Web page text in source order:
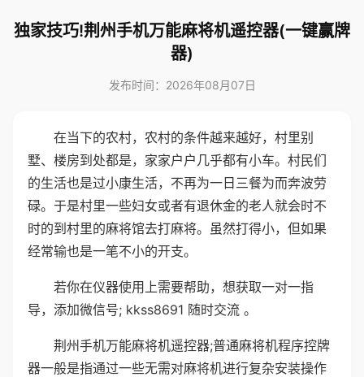
独家技巧!荆州手机万能麻将机遥控器(一键赢牌
器)
发布时间：2026年08月07日
在当下的农村，农村的条件越来越好，村里别
墅、楼房到处都是，家家户户几乎都有小车。村民们
的生活也是过小康生活，不再为一日三餐为而奔波劳
碌。于是村里一些妇女或者有退休金的老人就会时不
时的到村里的麻将馆去打麻将。虽然打得小，但如果
经常输也是一笔不小的开支。
若你在仪器使用上需要帮助，想获取一对一指
导，添加微信号; kkss8691 随时交流 。
荆州手机万能麻将机遥控器;普通麻将机程序控牌
器一般是指通过一些无需对麻将机进行复杂安装操作